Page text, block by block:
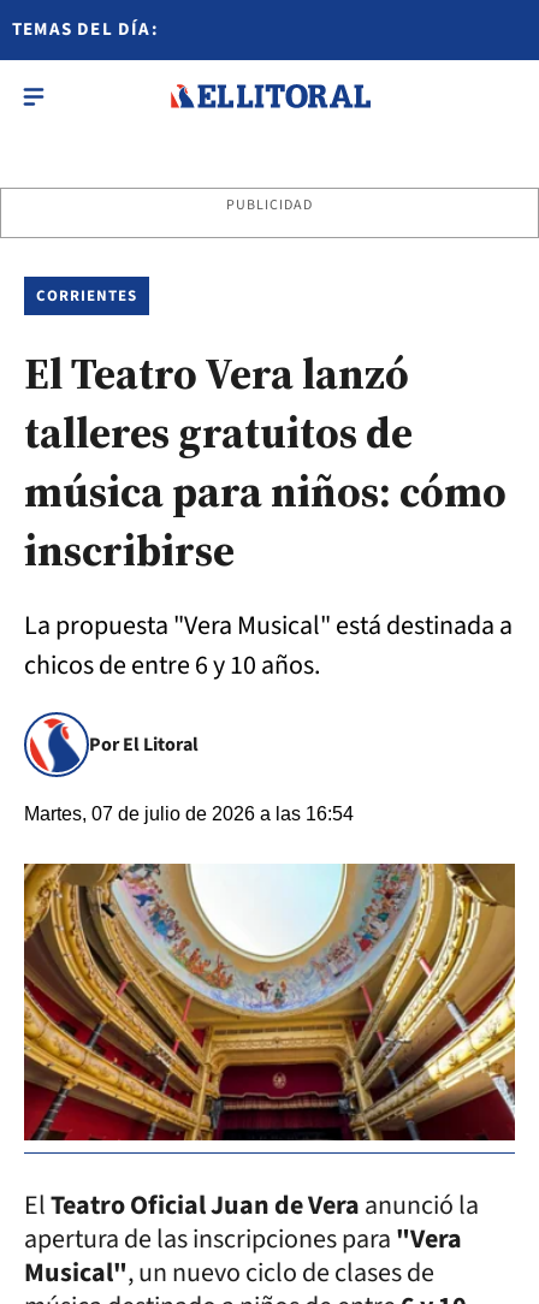
TEMAS DEL DÍA:
PUBLICIDAD
CORRIENTES
El Teatro Vera lanzó
talleres gratuitos de
música para niños: cómo
inscribirse
La propuesta "Vera Musical" está destinada a
chicos de entre 6 y 10 años.
Por El Litoral
Martes, 07 de julio de 2026 a las 16:54
ElTeatro Oficial Juan de Veraanunció la
apertura de las inscripciones para"Vera
Musical", un nuevo ciclo de clases de